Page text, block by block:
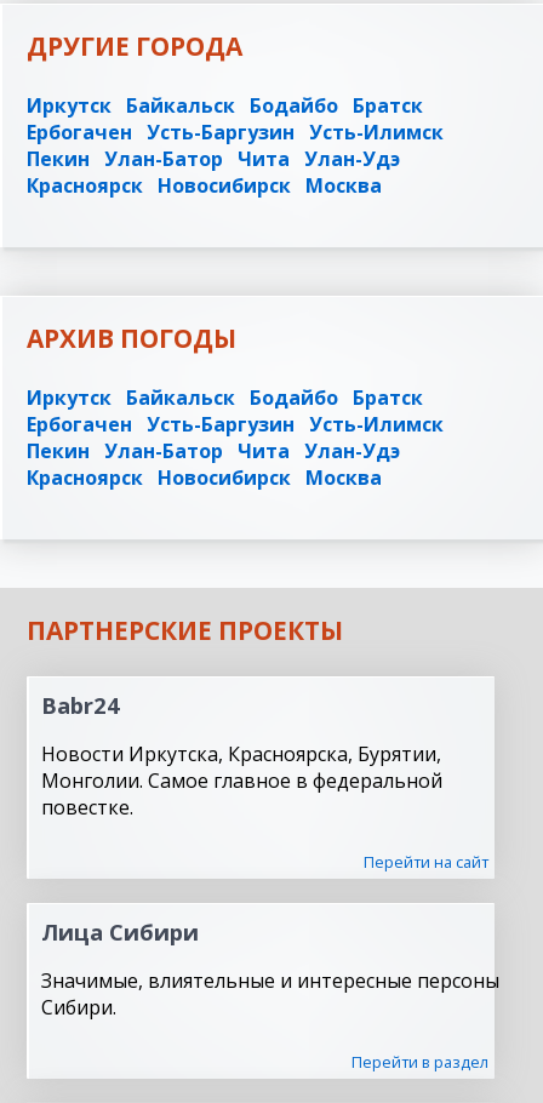
ДРУГИЕ ГОРОДА
Иркутск Байкальск Бодайбо Братск
Ербогачен Усть-Баргузин Усть-Илимск
Пекин Улан-Батор Чита Улан-Удэ
Красноярск Новосибирск Москва
АРХИВ ПОГОДЫ
Иркутск Байкальск Бодайбо Братск
Ербогачен Усть-Баргузин Усть-Илимск
Пекин Улан-Батор Чита Улан-Удэ
Красноярск Новосибирск Москва
ПАРТНЕРСКИЕ ПРОЕКТЫ
Babr24
Новости Иркутска, Красноярска, Бурятии,
Монголии. Самое главное в федеральной
повестке.
Перейти на сайт
Лица Сибири
Значимые, влиятельные и интересные персоны
Сибири.
Перейти в раздел